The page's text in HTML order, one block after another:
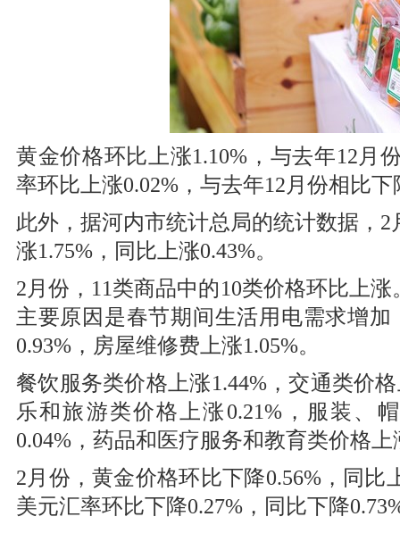
黄金价格环比上涨1.10%，与去年12月
率环比上涨0.02%，与去年12月份相比
此外，据河内市统计总局的统计数据，
涨1.75%，同比上涨0.43%。
2月份，11类商品中的10类价格环比上
主要原因是春节期间生活用电需求增
0.93%，房屋维修费上涨1.05%。
餐饮服务类价格上涨1.44%，交通类价
乐和旅游类价格上涨0.21%，服装、
0.04%，药品和医疗服务和教育类价格上
2月份，黄金价格环比下降0.56%，同比
美元汇率环比下降0.27%，同比下降